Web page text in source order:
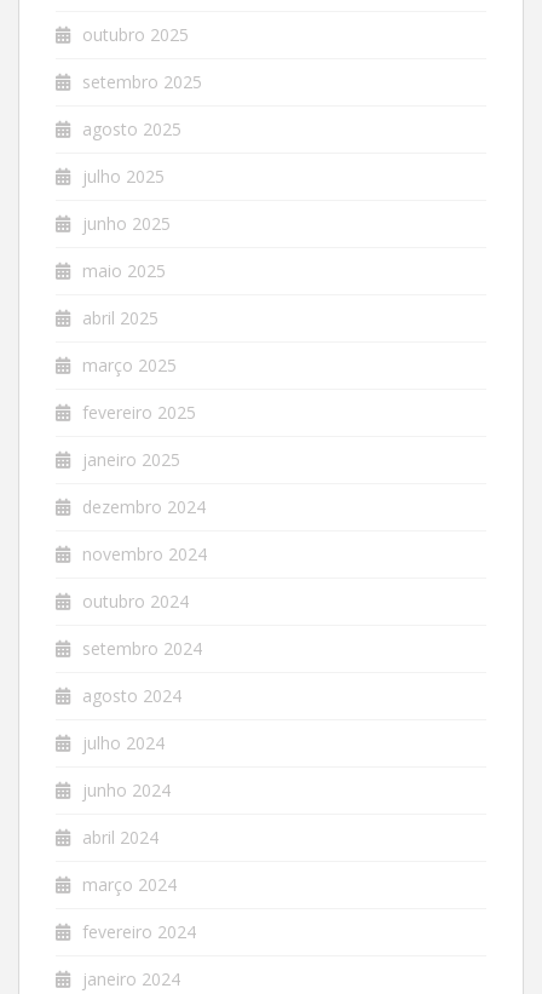
outubro 2025
setembro 2025
agosto 2025
julho 2025
junho 2025
maio 2025
abril 2025
março 2025
fevereiro 2025
janeiro 2025
dezembro 2024
novembro 2024
outubro 2024
setembro 2024
agosto 2024
julho 2024
junho 2024
abril 2024
março 2024
fevereiro 2024
janeiro 2024